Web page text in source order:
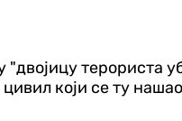
"двојицу терориста
који се ту